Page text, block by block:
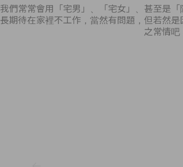
我們常常會用「宅男」、「宅女」、甚至是
長期待在家裡不工作，當然有問題，但若然
之常情